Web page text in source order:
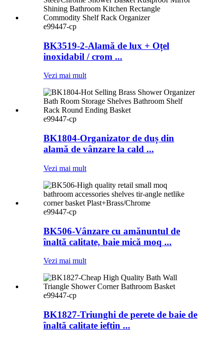
e99447-cp
BK3519-2-Alamă de lux + Oțel
inoxidabil / crom ...
Vezi mai mult
e99447-cp
BK1804-Organizator de duș din
alamă de vânzare la cald ...
Vezi mai mult
e99447-cp
BK506-Vânzare cu amănuntul de
înaltă calitate, baie mică moq ...
Vezi mai mult
e99447-cp
BK1827-Triunghi de perete de baie de
înaltă calitate ieftin ...